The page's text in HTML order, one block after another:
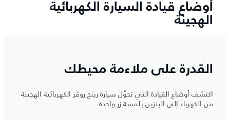
أوضاع قيادة السيارة الكهربائية
الهجينة
القدرة على ملاءمة محيطك
اكتشف أوضاع القيادة التي تحوِّل سيارة رينج روڤر الكهربائية الهجينة
من الكهرباء إلى البنزين بلمسة زر واحدة.